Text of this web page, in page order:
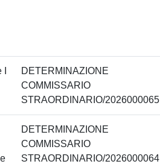
DETERMINAZIONE
COMMISSARIO
STRAORDINARIO/2026000065
DETERMINAZIONE
COMMISSARIO
STRAORDINARIO/2026000064